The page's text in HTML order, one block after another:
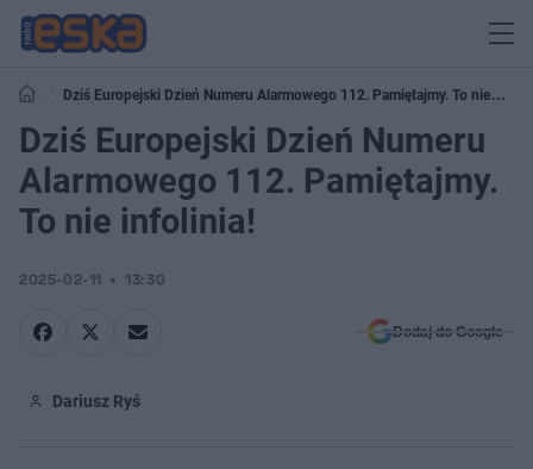
Dziś Europejski Dzień Numeru Alarmowego 112. Pamiętajmy. To nie
infolinia!
Dziś Europejski Dzień Numeru
Alarmowego 112. Pamiętajmy.
To nie infolinia!
2025-02-11 13:30
Dodaj do Google
Dariusz Ryś